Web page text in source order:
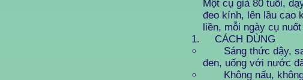
Một cụ già 80 tuổi,
đeo kính, lên lầu cao
liền, mỗi ngày cụ
CÁCH DÙNG
Sáng thức dậy,
đen, uống với nước
Không nấu, không